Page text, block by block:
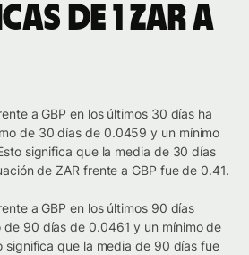
de 1 ZAR a
a GBP en los últimos 30 días ha
de 30 días de 0.0459 y un mínimo
significa que la media de 30 días
de ZAR frente a GBP fue de 0.41.
a GBP en los últimos 90 días
de 90 días de 0.0461 y un mínimo de
que la media de 90 días fue